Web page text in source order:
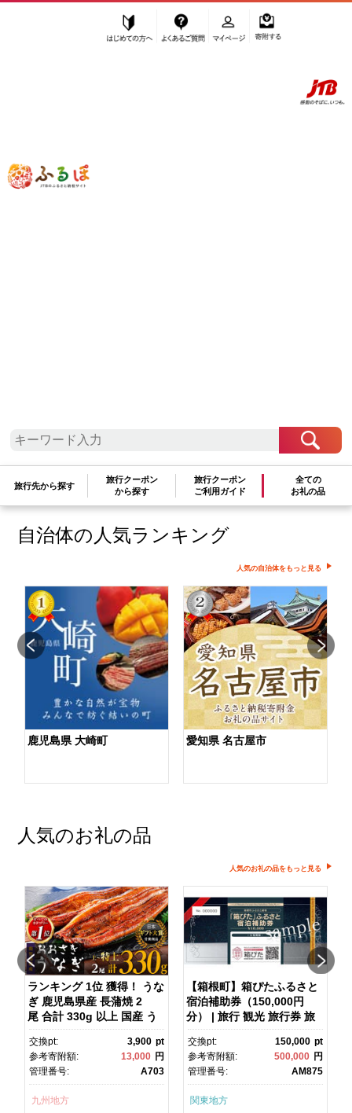
ふるぽ JTBのふるさと納税サイト
旅行先から探す
旅行クーポン
から探す
旅行クーポン
ご利用ガイド
全ての
お礼の品
文字が正しく入力されていることをご確認ください
自治体の人気ランキング
人気の自治体をもっと見る
鹿児島県 大崎町 愛知県 名古屋市
人気のお礼の品
人気のお礼の品をもっと見る
ランキング 1位 獲得！ うな
ぎ 鹿児島県産 長蒲焼 2
尾 合計 330g 以上 国産 う
なぎ 鰻 ウナギ 蒲焼き 蒲
焼 かばやき 魚 魚介 魚貝 海
鮮 うな重 ひつまぶし 蒲
焼 訳あり ギフト 人気 おす
半島 A703
交換pt: 3,900 pt
参考寄附額:
13,000 円
管理番号:
A703
九州地方
【箱根町】箱ぴたふるさと
宿泊補助券（150,000円
分） | 旅行 観光 旅行券 旅
行クーポン クーポン 箱根
町ふるさと納税 神奈川県ふ
るさと納税 神奈川県 箱根
町
交換pt: 150,000 pt
参考寄附額:
500,000 円
管理番号:
AM875
関東地方